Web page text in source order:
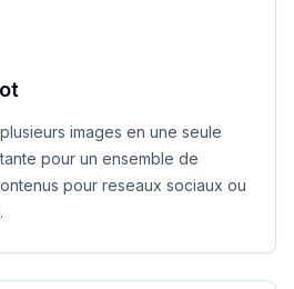
images en une seule
pour un ensemble de
pour reseaux sociaux ou